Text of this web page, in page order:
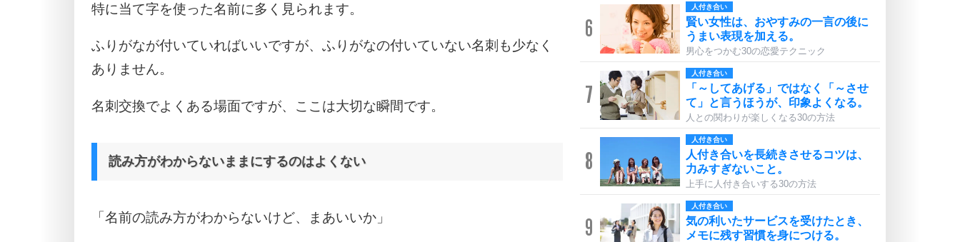
特に当て字を使った名前に多く見られます。
ふりがなが付いていればいいですが、ふりがなの付いていない名刺も少なく
ありません。
名刺交換でよくある場面ですが、ここは大切な瞬間です。
読み方がわからないままにするのはよくない
「名前の読み方がわからないけど、まあいいか」
6
人付き合い
賢い女性は、おやすみの一言の後に
うまい表現を加える。
男心をつかむ30の恋愛テクニック
7
人付き合い
「～してあげる」ではなく「～させ
て」と言うほうが、印象よくなる。
人との関わりが楽しくなる30の方法
8
人付き合い
人付き合いを長続きさせるコツは、
力みすぎないこと。
上手に人付き合いする30の方法
9
人付き合い
気の利いたサービスを受けたとき、
メモに残す習慣を身につける。